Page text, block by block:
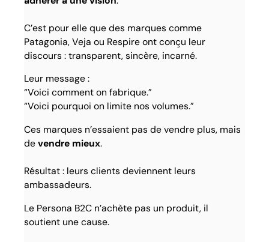
C’est pour elle que des marques comme
Patagonia, Veja ou Respire ont conçu leur
discours : transparent, sincère, incarné.
Leur message :
“Voici comment on fabrique.”
“Voici pourquoi on limite nos volumes.”
Ces marques n’essaient pas de vendre plus, mais
devendre mieux.
Résultat : leurs clients deviennent leurs
ambassadeurs.
Le Persona B2C n’achète pas un produit, il
soutient une cause.